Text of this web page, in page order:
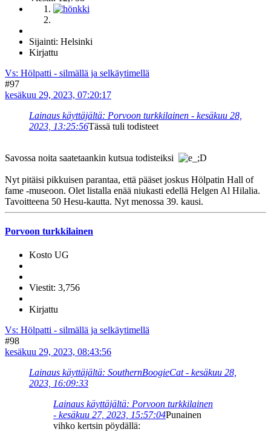
Sijainti: Helsinki
Kirjattu
Vs: Hölpatti - silmällä ja selkäytimellä
#97
kesäkuu 29, 2023, 07:20:17
Lainaus käyttäjältä: Porvoon turkkilainen - kesäkuu 28,
2023, 13:25:56Tässä tuli todisteet
Savossa noita saatetaankin kutsua todisteiksi
Nyt pitäisi pikkuisen parantaa, että pääset joskus Hölpatin Hall of
fame -museoon. Olet listalla enää niukasti edellä Helgen Al Hilalia.
Tavoitteena 50 Hesu-kautta. Nyt menossa 39. kausi.
Porvoon turkkilainen
Kosto UG
Viestit: 3,756
Kirjattu
Vs: Hölpatti - silmällä ja selkäytimellä
#98
kesäkuu 29, 2023, 08:43:56
Lainaus käyttäjältä: SouthernBoogieCat - kesäkuu 28,
2023, 16:09:33
Lainaus käyttäjältä: Porvoon turkkilainen
- kesäkuu 27, 2023, 15:57:04Punainen
vihko kertsin pöydällä: